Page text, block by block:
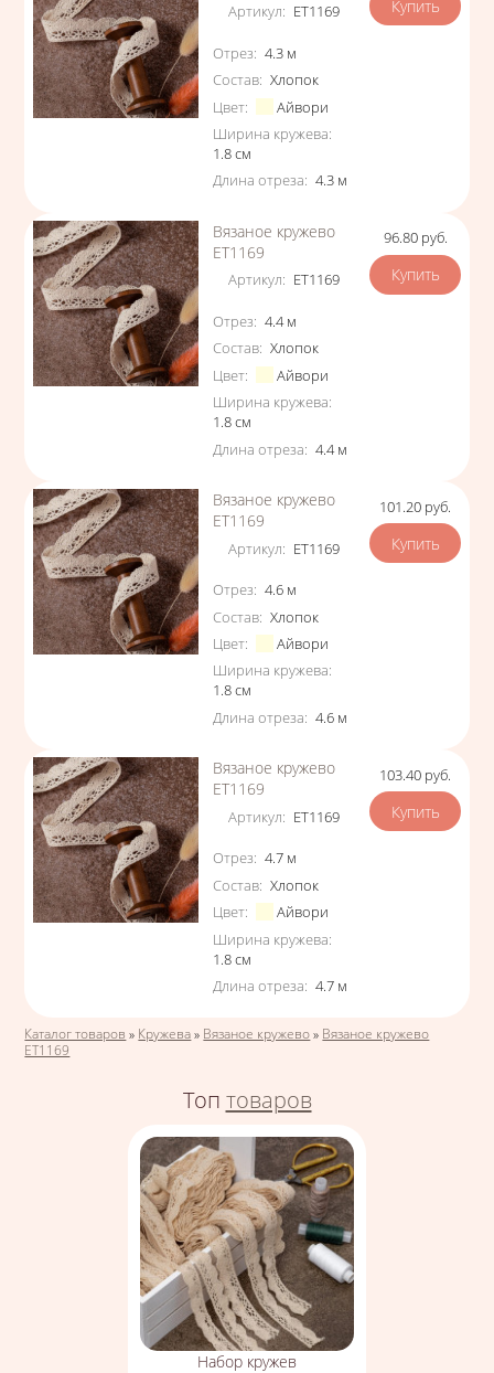
Артикул: ЕТ1169
Характеристики
Отрез: 4.3 м
Состав: Хлопок
Цвет:
Айвори
Ширина кружева:
1.8см
Длина отреза: 4.3 м
Вязаное кружево
ЕТ1169
Артикул: ЕТ1169
Характеристики
Отрез: 4.4 м
Состав: Хлопок
Цвет:
Айвори
Ширина кружева:
1.8см
Длина отреза: 4.4 м
Цена
96.80 руб.
Вязаное кружево
ЕТ1169
Артикул: ЕТ1169
Характеристики
Отрез: 4.6 м
Состав: Хлопок
Цвет:
Айвори
Ширина кружева:
1.8см
Длина отреза: 4.6 м
Цена
101.20 руб.
Вязаное кружево
ЕТ1169
Артикул: ЕТ1169
Характеристики
Отрез: 4.7 м
Состав: Хлопок
Цвет:
Айвори
Ширина кружева:
1.8см
Длина отреза: 4.7 м
Цена
103.40 руб.
Вы здесь
Каталог товаров » Кружева » Вязаное кружево » Вязаное кружево
ЕТ1169
Топ товаров
Набор кружев